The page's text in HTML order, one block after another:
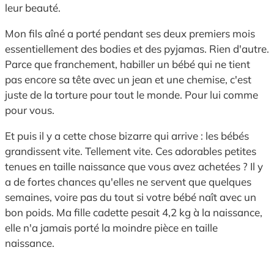
leur beauté.
Mon fils aîné a porté pendant ses deux premiers mois
essentiellement des bodies et des pyjamas. Rien d'autre.
Parce que franchement, habiller un bébé qui ne tient
pas encore sa tête avec un jean et une chemise, c'est
juste de la torture pour tout le monde. Pour lui comme
pour vous.
Et puis il y a cette chose bizarre qui arrive : les bébés
grandissent vite. Tellement vite. Ces adorables petites
tenues en taille naissance que vous avez achetées ? Il y
a de fortes chances qu'elles ne servent que quelques
semaines, voire pas du tout si votre bébé naît avec un
bon poids. Ma fille cadette pesait 4,2 kg à la naissance,
elle n'a jamais porté la moindre pièce en taille
naissance.